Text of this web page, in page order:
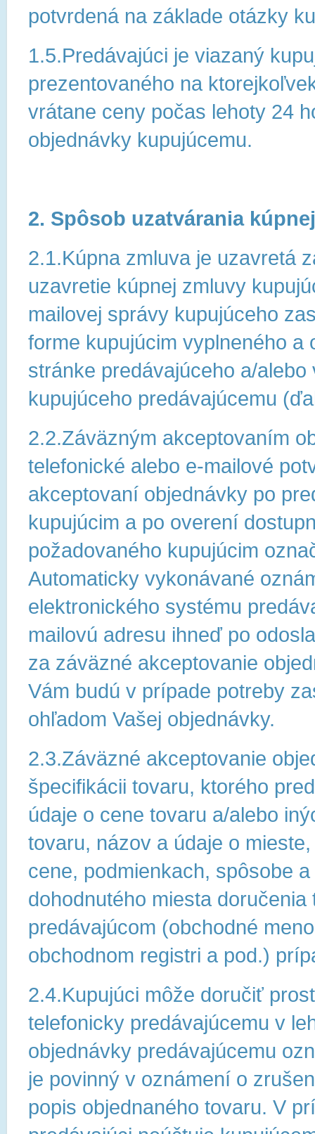
potvrdená na základe otázky
1.5.Predávajúci je viazaný
prezentovaného na
vrátane ceny počas lehoty 24
objednávky kupujúcemu.
2. Spôsob uzatvárania
2.1.Kúpna zmluva je uzavretá
uzavretie kúpnej zmluvy
mailovej správy kupujúceho
forme kupujúcim vyplneného a
stránke predávajúceho a/
kupujúceho predávajúcemu
2.2.Záväzným akceptovaním
telefonické alebo e-mailové
akceptovaní objednávky po
kupujúcim a po overení
požadovaného kupujúcim
Automaticky vykonávané
elektronického systému
mailovú adresu ihneď po
za záväzné akceptovanie
Vám budú v prípade potreby
ohľadom Vašej objednávky.
2.3.Záväzné akceptovanie
špecifikácii tovaru, ktorého
údaje o cene tovaru a/alebo
tovaru, názov a údaje o
cene, podmienkach, spôsobe
dohodnutého miesta
predávajúcom (obchodné
obchodnom registri a pod.)
2.4.Kupujúci môže doručiť
telefonicky predávajúcemu v
objednávky predávajúcemu
je povinný v oznámení o
popis objednaného tovaru. V